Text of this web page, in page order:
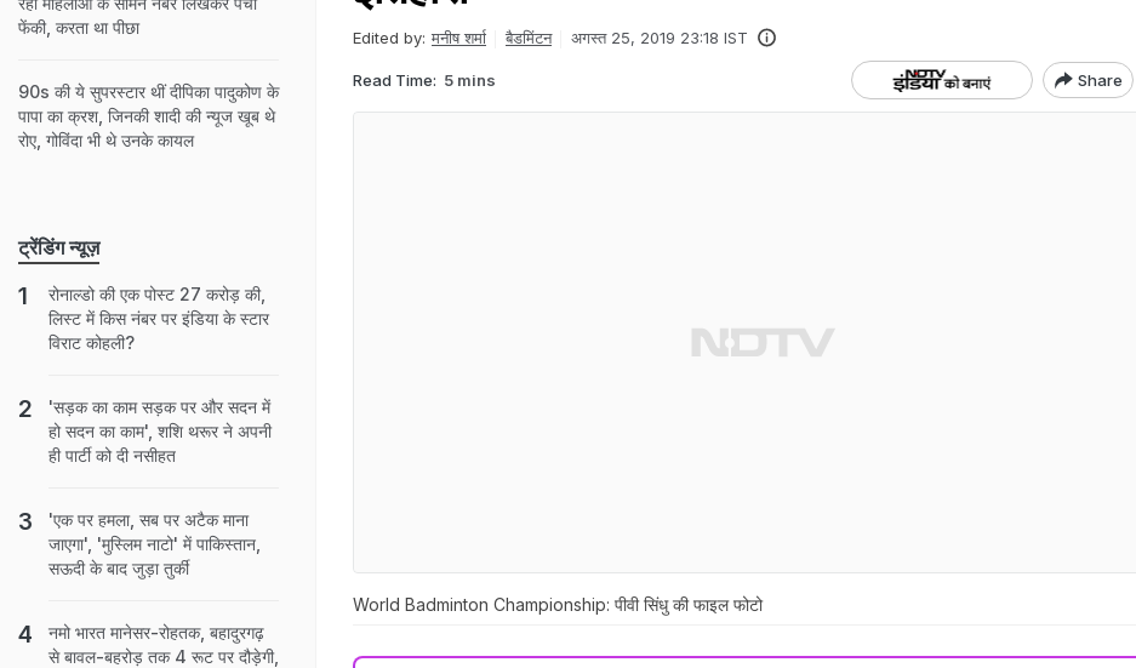
Edited by: मनीष शर्मा बैडमिंटन अगस्त 25, 2019 23:18 IST
Read Time: 5 mins Share
World Badminton Championship: पीवी सिंधु की फाइल फोटो
फेंकी, करता था पीछा
90s की ये सुपरस्टार थीं दीपिका पादुकोण के
पापा का क्रश, जिनकी शादी की न्यूज खूब थे
रोए, गोविंदा भी थे उनके कायल
ट्रेंडिंग न्यूज़
रोनाल्डो की एक पोस्ट 27 करोड़ की,
लिस्ट में किस नंबर पर इंडिया के स्टार
विराट कोहली?
'सड़क का काम सड़क पर और सदन में
हो सदन का काम', शशि थरूर ने अपनी
ही पार्टी को दी नसीहत
'एक पर हमला, सब पर अटैक माना
जाएगा', 'मुस्लिम नाटो' में पाकिस्तान,
सऊदी के बाद जुड़ा तुर्की
नमो भारत मानेसर-रोहतक, बहादुरगढ़
से बावल-बहरोड़ तक 4 रूट पर दौड़ेगी,